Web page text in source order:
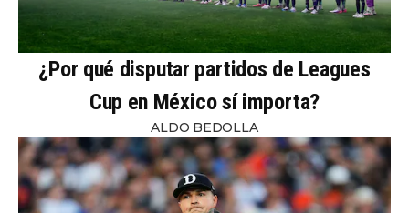
¿Por qué disputar partidos de Leagues
Cup en México sí importa?
ALDO BEDOLLA